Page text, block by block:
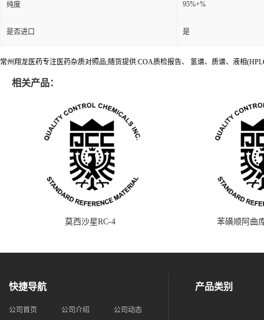
纯度 95%+%
是否进口 是
常州翔龙医药专注医药杂质对照品;随货提供:COA质检报告、 氢谱、质谱、液相
相关产品：
莫西沙星RC-4 苯磺顺阿曲
快捷导航
公司首页 公司介绍 公司动态
产品类别